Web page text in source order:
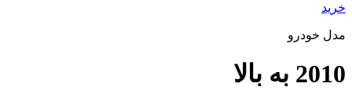
خرید
مدل خودرو
2010 به بالا